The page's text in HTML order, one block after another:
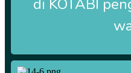
di KOTABI